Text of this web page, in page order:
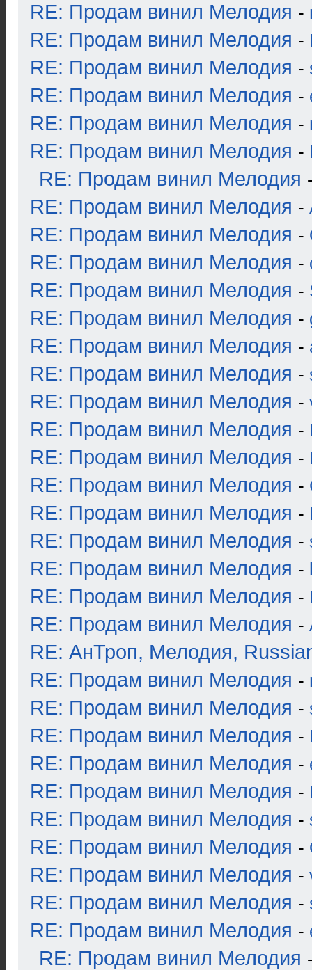
RE: Продам винил Мелодия -
RE: Продам винил Мелодия -
RE: Продам винил Мелодия -
RE: Продам винил Мелодия -
RE: Продам винил Мелодия -
RE: Продам винил Мелодия -
RE: Продам винил Мелодия
RE: Продам винил Мелодия -
RE: Продам винил Мелодия -
RE: Продам винил Мелодия -
RE: Продам винил Мелодия -
RE: Продам винил Мелодия -
RE: Продам винил Мелодия -
RE: Продам винил Мелодия -
RE: Продам винил Мелодия -
RE: Продам винил Мелодия -
RE: Продам винил Мелодия -
RE: Продам винил Мелодия -
RE: Продам винил Мелодия -
RE: Продам винил Мелодия -
RE: Продам винил Мелодия -
RE: Продам винил Мелодия -
RE: Продам винил Мелодия -
RE: АнТроп, Мелодия,
RE: Продам винил Мелодия -
RE: Продам винил Мелодия -
RE: Продам винил Мелодия -
RE: Продам винил Мелодия -
RE: Продам винил Мелодия -
RE: Продам винил Мелодия -
RE: Продам винил Мелодия -
RE: Продам винил Мелодия -
RE: Продам винил Мелодия -
RE: Продам винил Мелодия -
RE: Продам винил Мелодия